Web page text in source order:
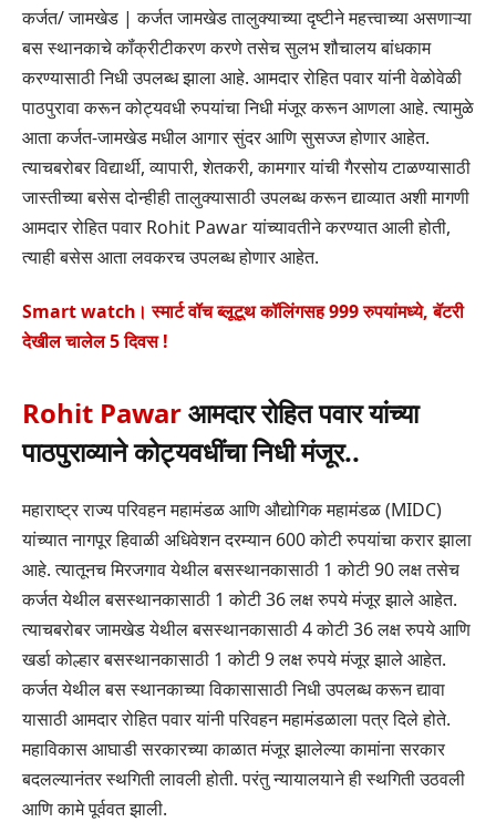
कर्जत/ जामखेड | कर्जत जामखेड तालुक्याच्या दृष्टीने महत्त्वाच्या असणाऱ्या
बस स्थानकाचे कॉंक्रीटीकरण करणे तसेच सुलभ शौचालय बांधकाम
करण्यासाठी निधी उपलब्ध झाला आहे. आमदार रोहित पवार यांनी वेळोवेळी
पाठपुरावा करून कोट्यवधी रुपयांचा निधी मंजूर करून आणला आहे. त्यामुळे
आता कर्जत-जामखेड मधील आगार सुंदर आणि सुसज्ज होणार आहेत.
त्याचबरोबर विद्यार्थी, व्यापारी, शेतकरी, कामगार यांची गैरसोय टाळण्यासाठी
जास्तीच्या बसेस दोन्हीही तालुक्यासाठी उपलब्ध करून द्याव्यात अशी मागणी
आमदार रोहित पवार Rohit Pawar यांच्यावतीने करण्यात आली होती,
त्याही बसेस आता लवकरच उपलब्ध होणार आहेत.
Smart watch। स्मार्ट वॉच ब्लूटूथ कॉलिंगसह 999 रुपयांमध्ये, बॅटरी
देखील चालेल 5 दिवस !
Rohit Pawarआमदार रोहित पवार यांच्या
पाठपुराव्याने कोट्यवधींचा निधी मंजूर..
महाराष्ट्र राज्य परिवहन महामंडळ आणि औद्योगिक महामंडळ (MIDC)
यांच्यात नागपूर हिवाळी अधिवेशन दरम्यान 600 कोटी रुपयांचा करार झाला
आहे. त्यातूनच मिरजगाव येथील बसस्थानकासाठी 1 कोटी 90 लक्ष तसेच
कर्जत येथील बसस्थानकासाठी 1 कोटी 36 लक्ष रुपये मंजूर झाले आहेत.
त्याचबरोबर जामखेड येथील बसस्थानकासाठी 4 कोटी 36 लक्ष रुपये आणि
खर्डा कोल्हार बसस्थानकासाठी 1 कोटी 9 लक्ष रुपये मंजूर झाले आहेत.
कर्जत येथील बस स्थानकाच्या विकासासाठी निधी उपलब्ध करून द्यावा
यासाठी आमदार रोहित पवार यांनी परिवहन महामंडळाला पत्र दिले होते.
महाविकास आघाडी सरकारच्या काळात मंजूर झालेल्या कामांना सरकार
बदलल्यानंतर स्थगिती लावली होती. परंतु न्यायालयाने ही स्थगिती उठवली
आणि कामे पूर्ववत झाली.